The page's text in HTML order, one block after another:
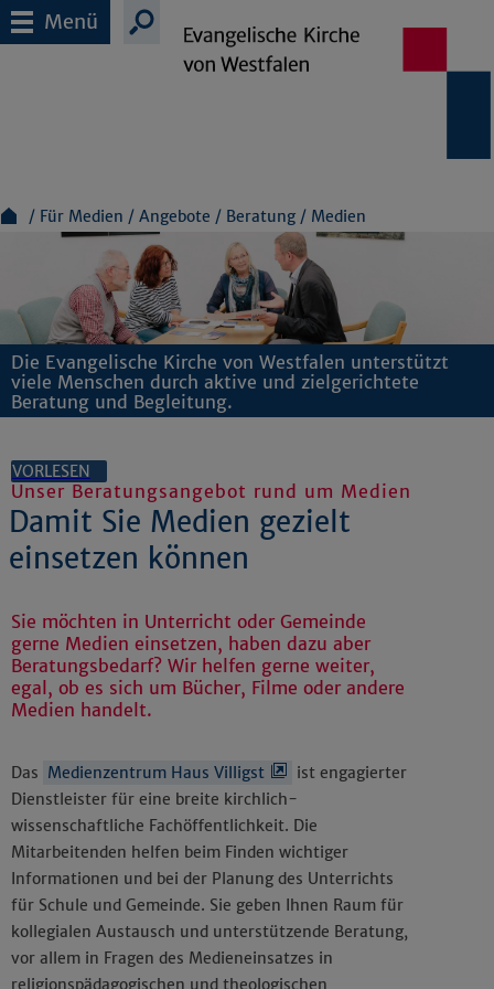
Menü
Für Medien Angebote Beratung Medien
Die Evangelische Kirche von Westfalen unterstützt
viele Menschen durch aktive und zielgerichtete
Beratung und Begleitung.
VORLESEN
Unser Beratungsangebot rund um Medien
Damit Sie Medien gezielt
einsetzen können
Sie möchten in Unterricht oder Gemeinde
gerne Medien einsetzen, haben dazu aber
Beratungsbedarf? Wir helfen gerne weiter,
egal, ob es sich um Bücher, Filme oder andere
Medien handelt.
Das Medienzentrum Haus Villigst
ist engagierter
Dienstleister für eine breite kirchlich-
wissenschaftliche Fachöffentlichkeit. Die
Mitarbeitenden helfen beim Finden wichtiger
Informationen und bei der Planung des Unterrichts
für Schule und Gemeinde. Sie geben Ihnen Raum für
kollegialen Austausch und unterstützende Beratung,
vor allem in Fragen des Medieneinsatzes in
religionspädagogischen und theologischen